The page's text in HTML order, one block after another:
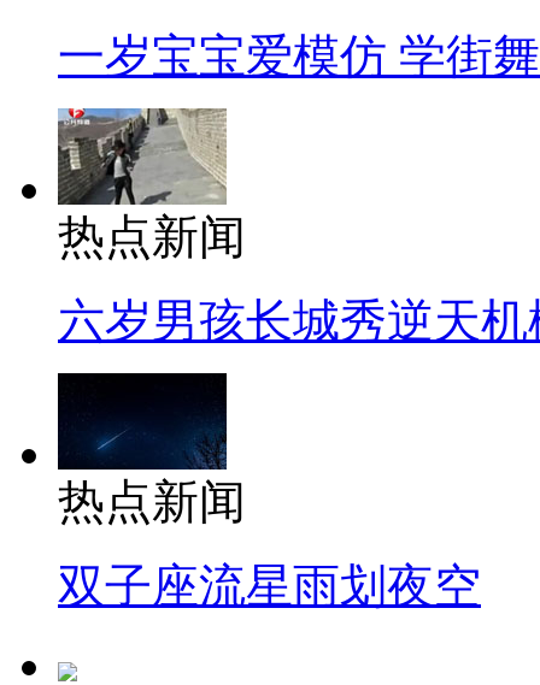
一岁宝宝爱模仿 学街
热点新闻
六岁男孩长城秀逆天机
热点新闻
双子座流星雨划夜空